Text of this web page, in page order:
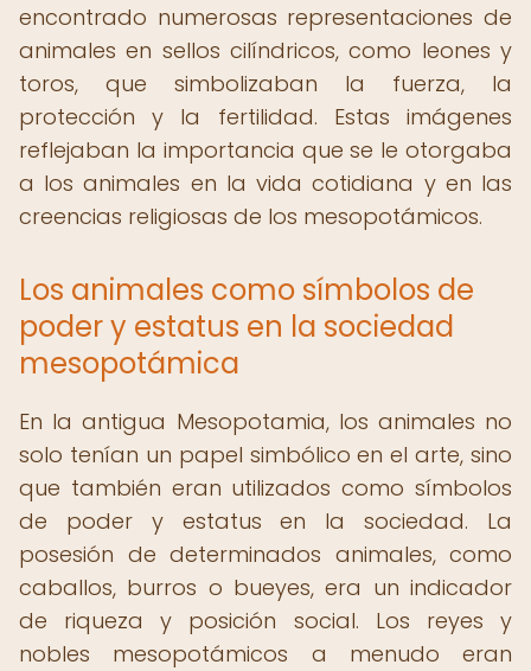
encontrado numerosas representaciones de
animales en sellos cilíndricos, como leones y
toros, que simbolizaban la fuerza, la
protección y la fertilidad. Estas imágenes
reflejaban la importancia que se le otorgaba
a los animales en la vida cotidiana y en las
creencias religiosas de los mesopotámicos.
Los animales como símbolos de
poder y estatus en la sociedad
mesopotámica
En la antigua Mesopotamia, los animales no
solo tenían un papel simbólico en el arte, sino
que también eran utilizados como símbolos
de poder y estatus en la sociedad. La
posesión de determinados animales, como
caballos, burros o bueyes, era un indicador
de riqueza y posición social. Los reyes y
nobles mesopotámicos a menudo eran